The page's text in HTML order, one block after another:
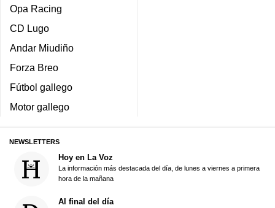
Opa Racing
CD Lugo
Andar Miudiño
Forza Breo
Fútbol gallego
Motor gallego
NEWSLETTERS
Hoy en La Voz
La información más destacada del día, de lunes a viernes a primera
hora de la mañana
Al final del día